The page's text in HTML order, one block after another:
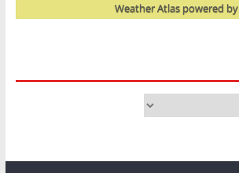
powered by
Weather Atlas